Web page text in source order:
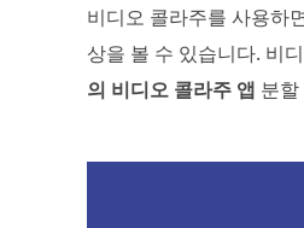
비디오 콜라주를 사용하
상을 볼 수 있습니다. 비
의 비디오 콜라주 앱 분